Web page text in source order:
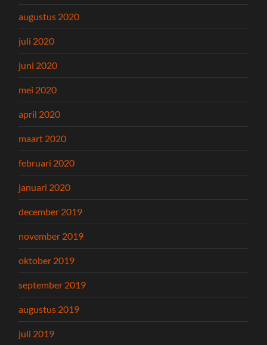
augustus 2020
juli 2020
juni 2020
mei 2020
april 2020
maart 2020
februari 2020
januari 2020
december 2019
november 2019
oktober 2019
september 2019
augustus 2019
juli 2019